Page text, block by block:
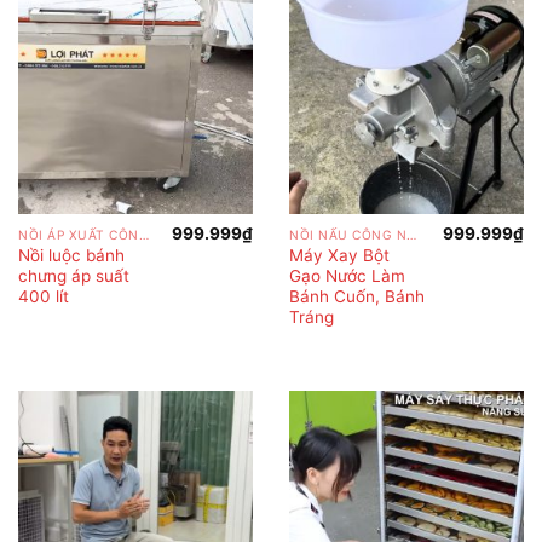
Nồi luộc bánh
chưng áp suất
400 lít
999.999₫
Máy Xay Bột
Gạo Nước Làm
Bánh Cuốn, Bánh
Tráng
999.999₫